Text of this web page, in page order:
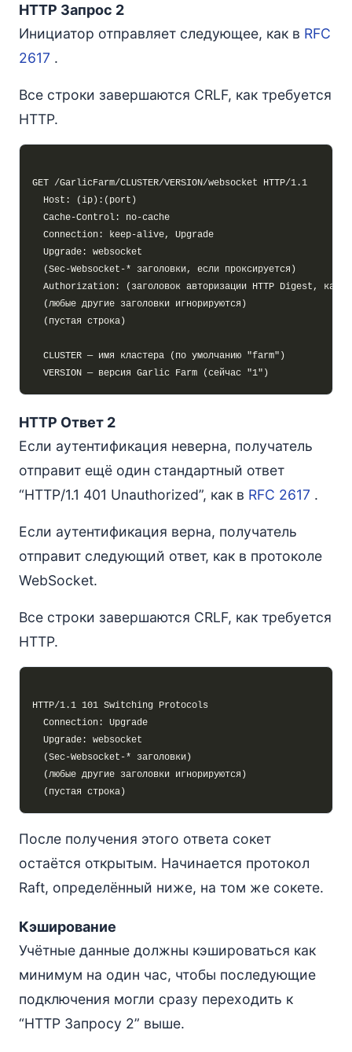
HTTP Запрос 2
Инициатор отправляет следующее, как в RFC
2617 .
Все строки завершаются CRLF, как требуется
HTTP.
HTTP Ответ 2
Если аутентификация неверна, получатель
отправит ещё один стандартный ответ
“HTTP/1.1 401 Unauthorized”, как в RFC 2617 .
Если аутентификация верна, получатель
отправит следующий ответ, как в протоколе
WebSocket.
Все строки завершаются CRLF, как требуется
HTTP.
После получения этого ответа сокет
остаётся открытым. Начинается протокол
Raft, определённый ниже, на том же сокете.
Кэширование
Учётные данные должны кэшироваться как
минимум на один час, чтобы последующие
подключения могли сразу переходить к
“HTTP Запросу 2” выше.